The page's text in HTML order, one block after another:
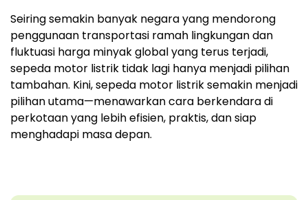
Seiring semakin banyak negara yang mendorong
penggunaan transportasi ramah lingkungan dan
fluktuasi harga minyak global yang terus terjadi,
sepeda motor listrik tidak lagi hanya menjadi pilihan
tambahan. Kini, sepeda motor listrik semakin menjadi
pilihan utama—menawarkan cara berkendara di
perkotaan yang lebih efisien, praktis, dan siap
menghadapi masa depan.